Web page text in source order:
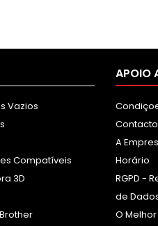
Vazios
Compatíveis
3D
APOIO
A
Horário
RGPD -
de
O